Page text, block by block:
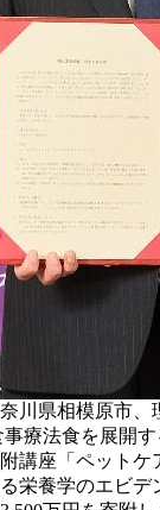
川県相模原市、
療法食を展開
講座「ペットケ
栄養学のエビ